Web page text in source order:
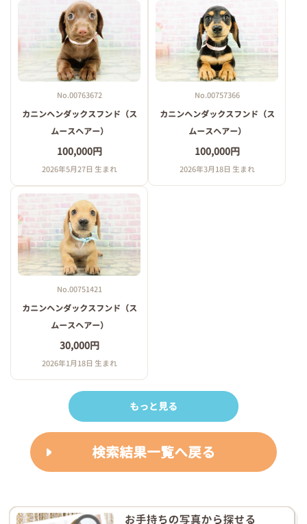
No.00763672
カニンヘンダックスフンド（ス
ムースヘアー）
100,000円
2026年5月27日 生まれ
No.00757366
カニンヘンダックスフンド（ス
ムースヘアー）
100,000円
2026年3月18日 生まれ
No.00751421
カニンヘンダックスフンド（ス
ムースヘアー）
30,000円
2026年1月18日 生まれ
もっと見る
検索結果一覧へ戻る